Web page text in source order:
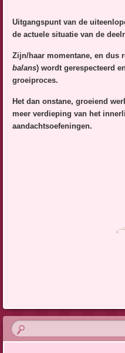
Uitgangspunt van de
de actuele situatie van de
Zijn/haar momentane, en dus
balans) wordt gerespecteerd
groeiproces.
Het dan onstane, groeiend
meer verdieping van het
aandachtsoefeningen.